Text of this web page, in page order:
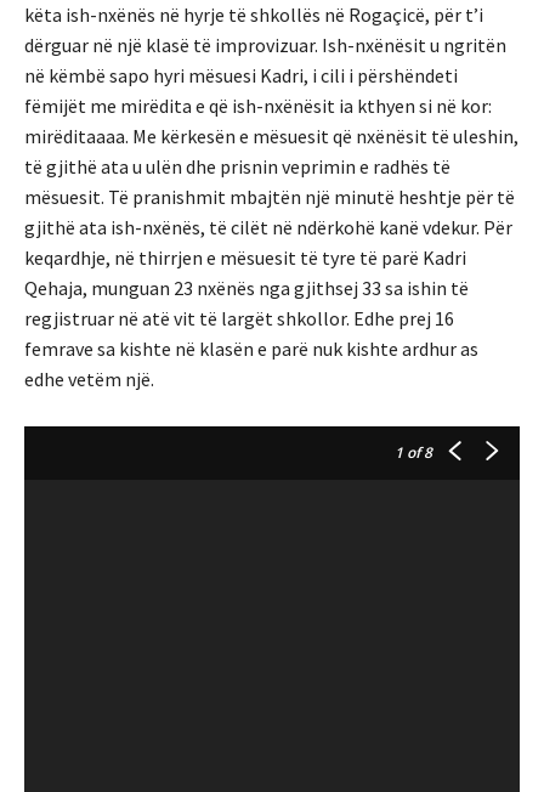
këta ish-nxënës në hyrje të shkollës në Rogaçicë, për t’i
dërguar në një klasë të improvizuar. Ish-nxënësit u ngritën
në këmbë sapo hyri mësuesi Kadri, i cili i përshëndeti
fëmijët me mirëdita e që ish-nxënësit ia kthyen si në kor:
mirëditaaaa. Me kërkesën e mësuesit që nxënësit të uleshin,
të gjithë ata u ulën dhe prisnin veprimin e radhës të
mësuesit. Të pranishmit mbajtën një minutë heshtje për të
gjithë ata ish-nxënës, të cilët në ndërkohë kanë vdekur. Për
keqardhje, në thirrjen e mësuesit të tyre të parë Kadri
Qehaja, munguan 23 nxënës nga gjithsej 33 sa ishin të
regjistruar në atë vit të largët shkollor. Edhe prej 16
femrave sa kishte në klasën e parë nuk kishte ardhur as
edhe vetëm një.
1 of 8